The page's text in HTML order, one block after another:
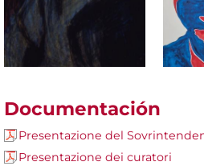
Documentación
Presentazione del
Presentazione dei curatori